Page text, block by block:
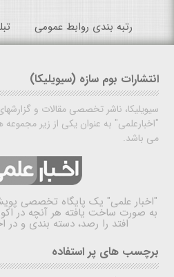
رتبه بندی روابط عمومی
انتشارات بوم سازه (سیویلیکا)
سیویلیکا، ناشر تخصصی مقالات و
"اخبارعلمی" به عنوان یکی از زیر مجموعه
می باشد.
"اخبار علمی" یک پایگاه تخصصی
به صورت ساخت یافته هر آنچه در
افتد را رصد، دسته بندی و در
برچسب های پر استفاده